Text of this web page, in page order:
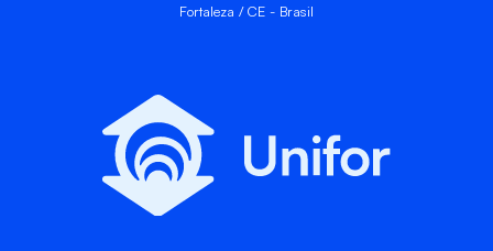
Fortaleza / CE - Brasil